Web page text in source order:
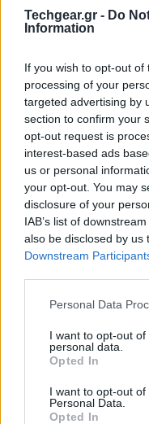
Techgear.gr - Do
Information
If you wish to opt-out
processing of your
targeted advertising by
section to confirm your
opt-out request is
interest-based ads
us or personal
your opt-out. You may
disclosure of your
IAB’s list of
also be disclosed by us
Downstream
Please note that this
not limited to your visit
grant or deny consent
use your data for
consent section.
Personal Data
I want to opt-out
personal data.
Opted In
I want to opt-out
Personal Data.
Opted In
Επιπλέον, έχει ήδη
τους 36 φιναλίστ
εορταστικών
Στο επίκεντρο του
iPadOS 27,macOS 27
visionOS 27, με την
απολύτως
διευκολύνοντας
προγραμματιστές.